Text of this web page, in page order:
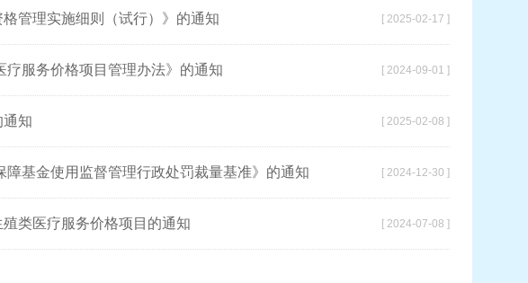
管理实施细则（试行）》的通知 [ 2025-02-17 ]
建设兵团新增医疗服务价格项目管理办法》的通知 [ 2024-09-01 ]
知 [ 2025-02-08 ]
基金使用监督管理行政处罚裁量基准》的通知 [ 2024-12-30 ]
类医疗服务价格项目的通知 [ 2024-07-08 ]